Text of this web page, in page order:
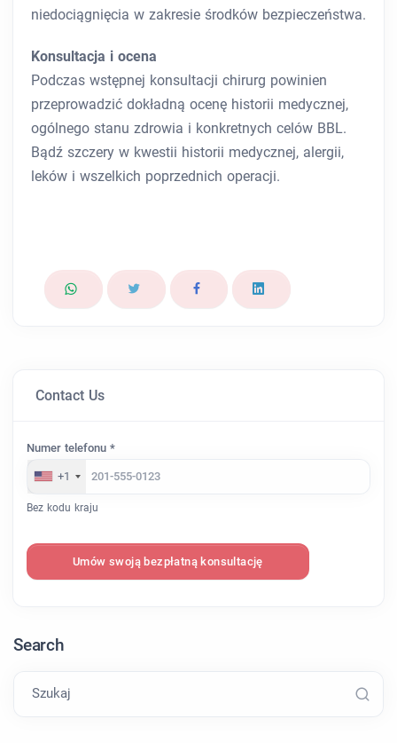
niedociągnięcia w zakresie środków bezpieczeństwa.
Konsultacja i ocena
Podczas wstępnej konsultacji chirurg powinien
przeprowadzić dokładną ocenę historii medycznej,
ogólnego stanu zdrowia i konkretnych celów BBL.
Bądź szczery w kwestii historii medycznej, alergii,
leków i wszelkich poprzednich operacji.
Contact Us
Numer telefonu *
+1
Bez kodu kraju
Umów swoją bezpłatną konsultację
Search
Szukaj